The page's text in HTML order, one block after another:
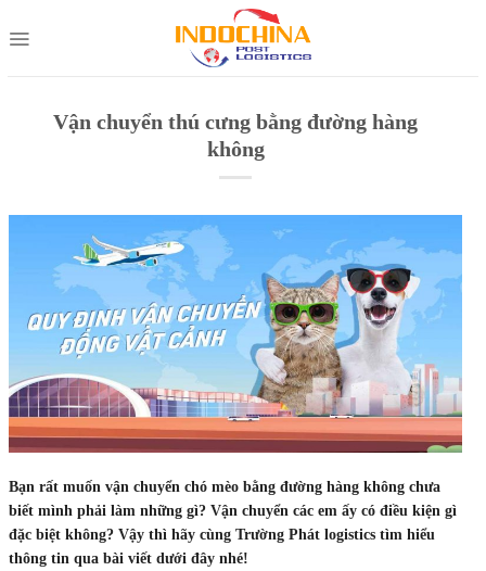
to
Vận chuyển thú cưng bằng đường hàng
không
Bạn rất muốn vận chuyển chó mèo bằng đường hàng không chưa
biết mình phải làm những gì? Vận chuyển các em ấy có điều kiện gì
đặc biệt không? Vậy thì hãy cùng Trường Phát logistics tìm hiểu
thông tin qua bài viết dưới đây nhé!